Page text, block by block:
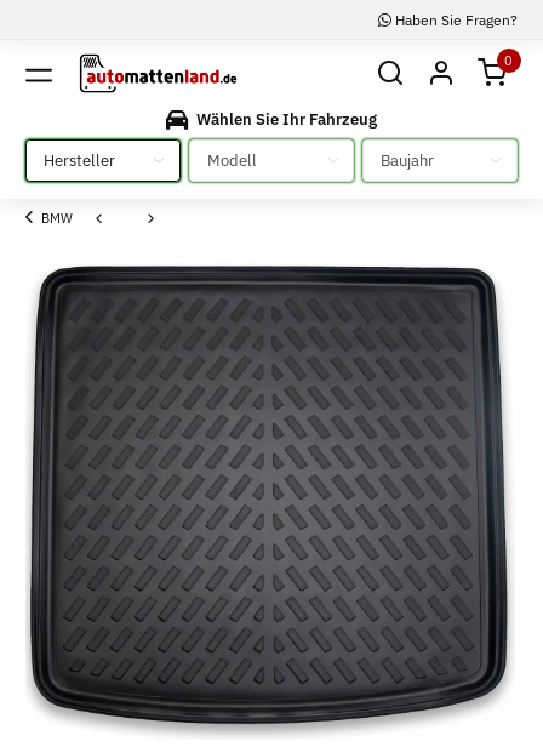
Haben Sie Fragen?
0
Wählen Sie Ihr Fahrzeug
Bitte auswählen
Bitte auswählen Bitte auswählen
BMW